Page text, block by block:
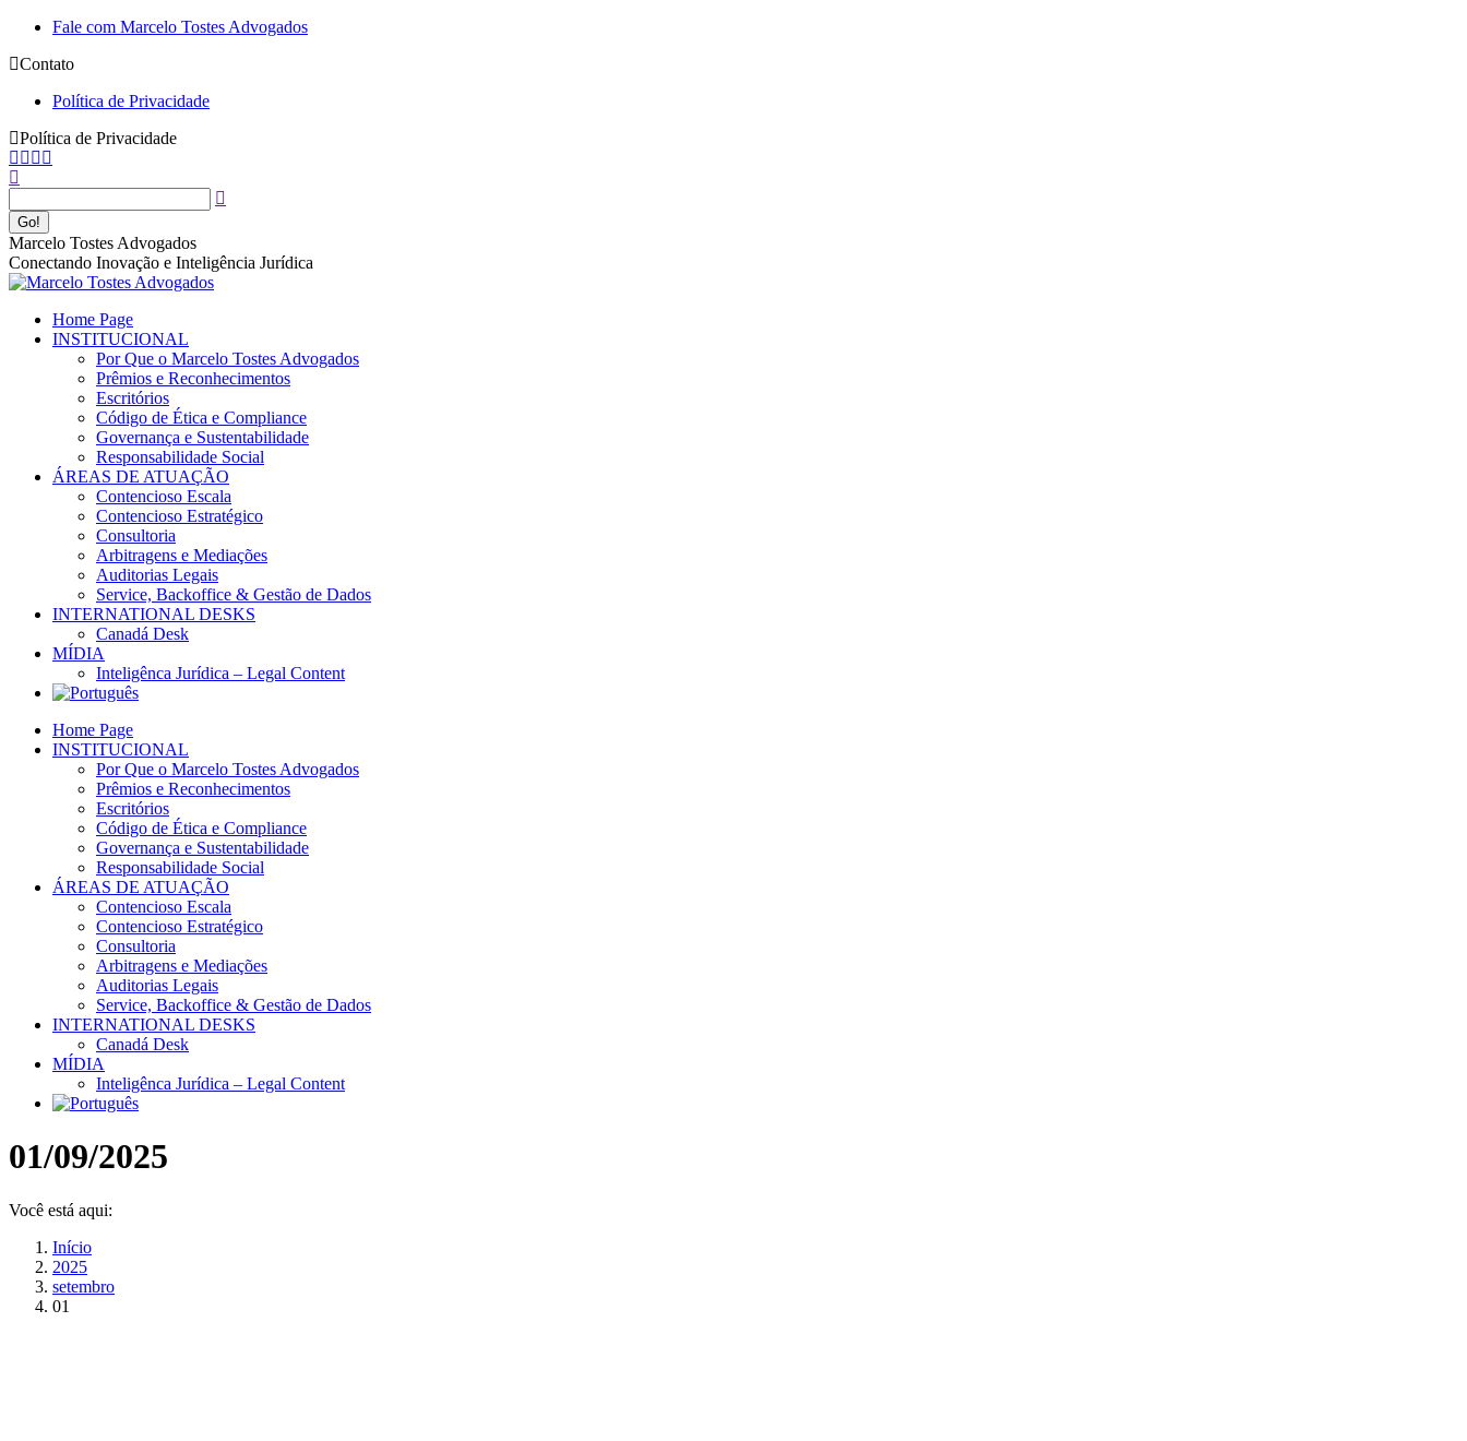
Pular
o
Fale com Marcelo Tostes Advogados
Contato
Política de Privacidade
Política de Privacidade
Facebook
in
new
window
YouTube
in
new
window
Linkedin
in
new
window
in
new
window
Buscar
Marcelo Tostes Advogados
Conectando Inovação e Inteligência Jurídica
Home Page
INSTITUCIONAL
Por Que o Marcelo Tostes Advogados
Prêmios e Reconhecimentos
Escritórios
Código de Ética e Compliance
Governança e Sustentabilidade
Responsabilidade Social
ÁREAS DE ATUAÇÃO
Contencioso Escala
Contencioso Estratégico
Consultoria
Arbitragens e Mediações
Auditorias Legais
Service, Backoffice & Gestão de Dados
INTERNATIONAL DESKS
Canadá Desk
MÍDIA
Inteligênca Jurídica – Legal Content
Home Page
INSTITUCIONAL
Por Que o Marcelo Tostes Advogados
Prêmios e Reconhecimentos
Escritórios
Código de Ética e Compliance
Governança e Sustentabilidade
Responsabilidade Social
ÁREAS DE ATUAÇÃO
Contencioso Escala
Contencioso Estratégico
Consultoria
Arbitragens e Mediações
Auditorias Legais
Service, Backoffice & Gestão de Dados
INTERNATIONAL DESKS
Canadá Desk
MÍDIA
Inteligênca Jurídica – Legal Content
01/09/2025
Você está aqui:
Início
2025
setembro
01